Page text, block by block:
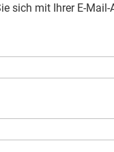
sich mit Ihrer E-Mail-